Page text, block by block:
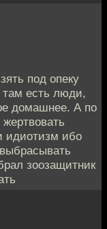
под опеку
там есть люди,
домашнее. А по
идиотизм ибо
зоозащитник